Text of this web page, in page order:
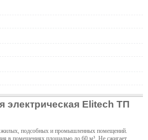
электрическая Elitech ТП
жилых, подсобных и промышленных помещений.